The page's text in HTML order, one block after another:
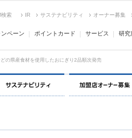
検索 IR サステナビリティ オーナー募集
ペーン ポイントカード サービス 研究
の県産食材を使用したおにぎり2品順次発売